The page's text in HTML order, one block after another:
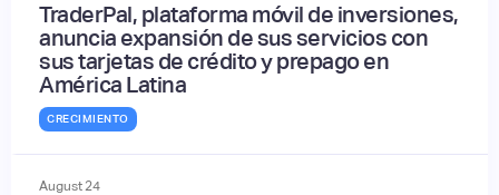
TraderPal, plataforma móvil de inversiones,
anuncia expansión de sus servicios con
sus tarjetas de crédito y prepago en
América Latina
CRECIMIENTO
August 24